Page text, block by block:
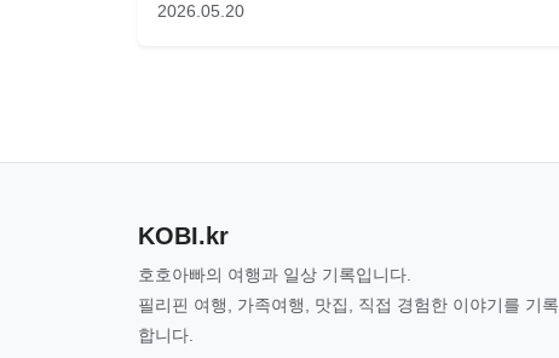
2026.05.20
KOBI.kr
호호아빠의 여행과 일상 기록입니다.
필리핀 여행, 가족여행, 맛집, 직접 경험한 이야기를 기록
합니다.